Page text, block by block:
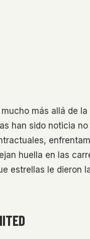
más allá de
han sido noticia
huella en las
estrellas le dieron